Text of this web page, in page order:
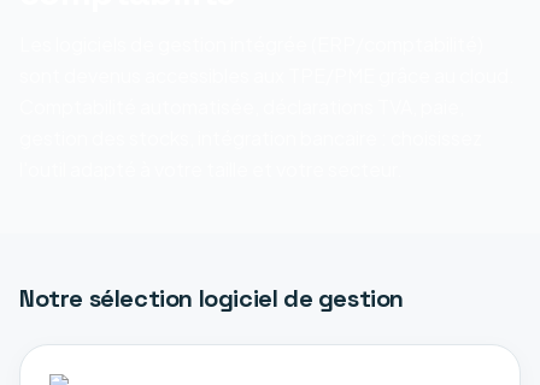
Notre sélection logiciel de gestion